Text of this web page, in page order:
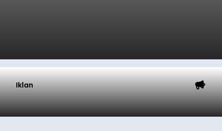
Iklan